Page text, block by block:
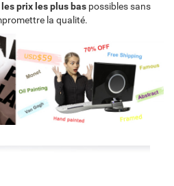
les prix les plus baspossibles sans
la qualité.